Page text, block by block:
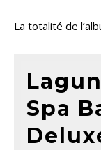
La totalité de
Spa